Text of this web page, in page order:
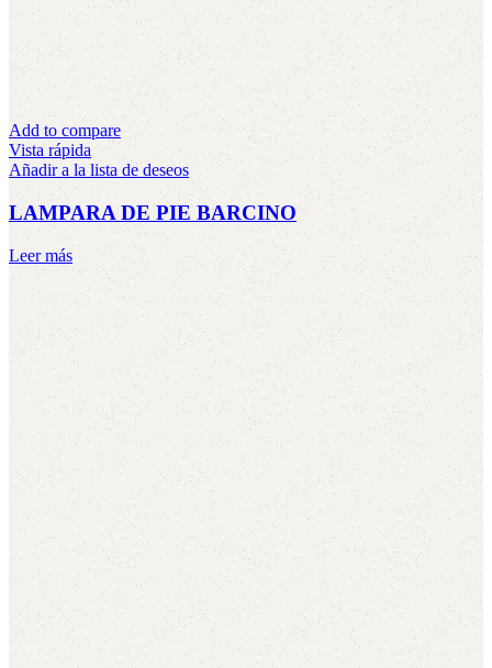
Add to compare
Vista rápida
Añadir a la lista de deseos
LAMPARA DE PIE BARCINO
Leer más